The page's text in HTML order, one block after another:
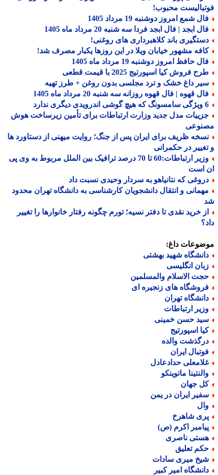
محبوب!
شمع امروز دوشنبه 19 مرداد 1405
ابجد | فال ابجد فردا سه شنبه 20 مرداد ماه 1405
باند کلاهبرداری های روغنی!
مشهور خیابان ویلا در این روزها یکبار مصرف شد!
حافظ امروز دوشنبه 19 مرداد ماه 1405
فروش کیا اسپورتیج 2025 با قیمت قطعی
داغ خشک و ترد مجلسی بدون روغن + طرز تهیه
قهوه | فال قهوه روزانه سه شنبه 20 مرداد ماه 1405
مدل جدید وزارت ارتباطات برای تأمین زیرساخت هوش
ظریف برای ایران پس از جنگ؛ روایت میهنی از دستاورد ها
در حکمرانی
وزیر ارتباطات:60 تا 70 درصد ترافیک بین الملل مربوط به وی پی
است
که نتانیاهو به سردار وحیدی نسبت داد
و انتقال دانشجویان کارشناسی به دانشگاه تهران محدود
خرید نقدی تا دفتر نسیه؛ تورم چگونه رفتار خانوارها را تغییر
داغ:
شهید بهشتی
انگلیسی
الاسلام والمسلمین
های زنجیره ای
تهران
ارتباطات
حسن خمینی
اسپورتیج
والده
ایران
حدادعادل
ماتوینکو
جهان
ایران در یمن
شاهرخ
اکرم (ص)
ناصری
تعلیق
میری سادات
امیر کبیر